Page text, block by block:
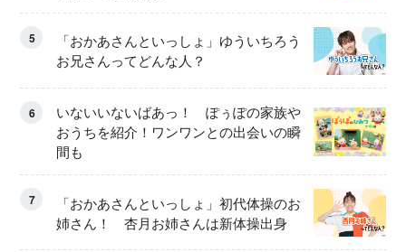
5
「おかあさんといっしょ」ゆういちろう
お兄さんってどんな人？
6
いないいないばあっ！ ぽぅぽの家族や
おうちを紹介！ワンワンとの出会いの瞬
間も
7
「おかあさんといっしょ」初代体操のお
姉さん！ 杏月お姉さんは新体操出身